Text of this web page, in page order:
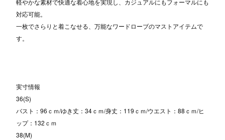
軽やかな素材で快適な着心地を実現し、カジュアルにもフォーマルにも
対応可能。
一枚でさらりと着こなせる、万能なワードローブのマストアイテムで
す。
実寸情報
36(S)
バスト：96ｃｍ/ゆき丈：34ｃｍ/身丈：119ｃｍ/ウエスト：88ｃｍ/ヒ
ップ：132ｃｍ
38(M)